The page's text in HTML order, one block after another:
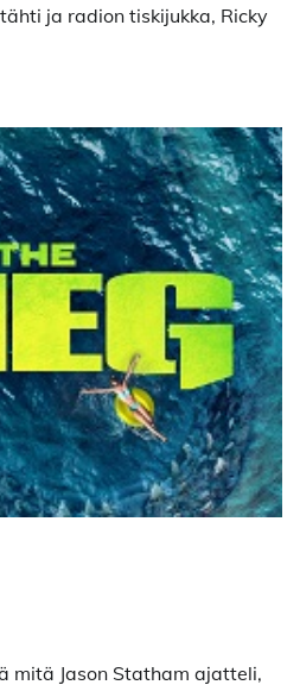
ja radion tiskijukka, Ricky
mitä Jason Statham ajatteli,